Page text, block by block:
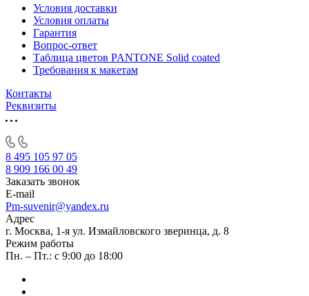
Условия доставки
Условия оплаты
Гарантия
Вопрос-ответ
Таблица цветов PANTONE Solid coated
Требования к макетам
Контакты
Реквизиты
8 495 105 97 05
8 909 166 00 49
Заказать звонок
E-mail
Pm-suvenir@yandex.ru
Адрес
г. Москва, 1-я ул. Измайловского зверинца, д. 8
Режим работы
Пн. – Пт.: с 9:00 до 18:00